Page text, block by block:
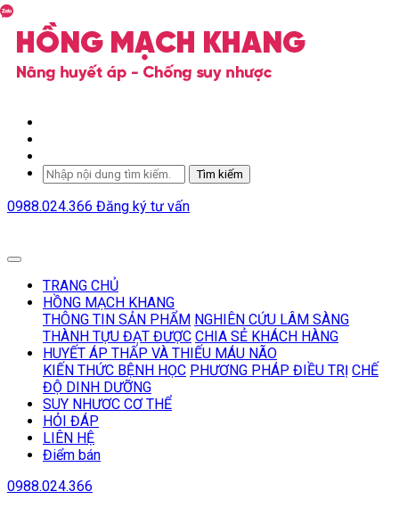
Tìm kiếm
0988.024.366 Đăng ký tư vấn
TRANG CHỦ
HỒNG MẠCH KHANG
THÔNG TIN SẢN PHẨM NGHIÊN CỨU LÂM SÀNG
THÀNH TỰU ĐẠT ĐƯỢC CHIA SẺ KHÁCH HÀNG
HUYẾT ÁP THẤP VÀ THIẾU MÁU NÃO
KIẾN THỨC BỆNH HỌC PHƯƠNG PHÁP ĐIỀU TRỊ CHẾ
ĐỘ DINH DƯỠNG
SUY NHƯƠC CƠ THỂ
HỎI ĐÁP
LIÊN HỆ
Điểm bán
0988.024.366